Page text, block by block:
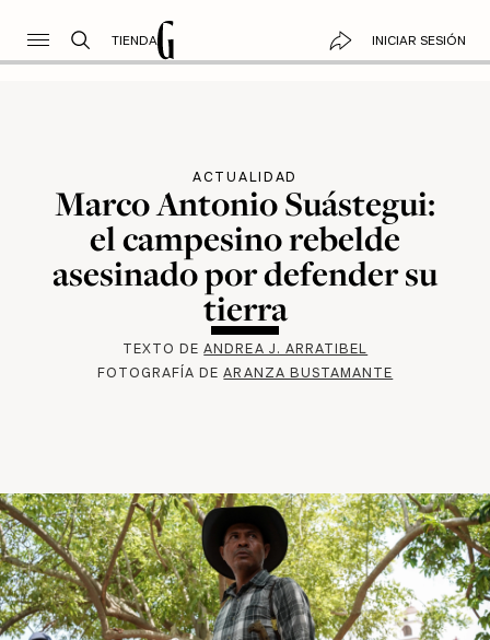
TIENDA INICIAR SESIÓN
ACTUALIDAD
Marco Antonio Suástegui:
el campesino rebelde
asesinado por defender su
tierra
TEXTO DEANDREA J. ARRATIBEL
FOTOGRAFÍA DEARANZA BUSTAMANTE